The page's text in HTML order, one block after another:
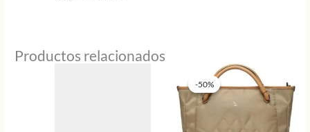
Productos relacionados
-50%
-50%